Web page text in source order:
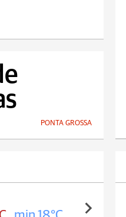
PONTA GROSSA